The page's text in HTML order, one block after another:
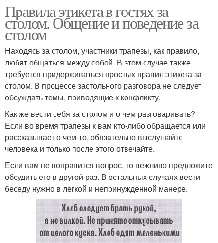
Правила этикета в гостях за
столом. Общение и поведение за
столом
Находясь за столом, участники трапезы, как правило,
любят общаться между собой. В этом случае также
требуется придерживаться простых правил этикета за
столом. В процессе застольного разговора не следует
обсуждать темы, приводящие к конфликту.
Как же вести себя за столом и о чем разговаривать?
Если во время трапезы к вам кто-либо обращается или
рассказывает о чем-то, обязательно выслушайте
человека и только после этого отвечайте.
Если вам не понравится вопрос, то вежливо предложите
обсудить его в другой раз. В остальных случаях вести
беседу нужно в легкой и непринужденной манере.